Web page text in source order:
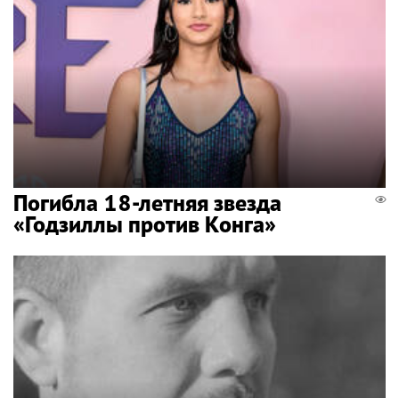
Погибла 18-летняя звезда
«Годзиллы против Конга»